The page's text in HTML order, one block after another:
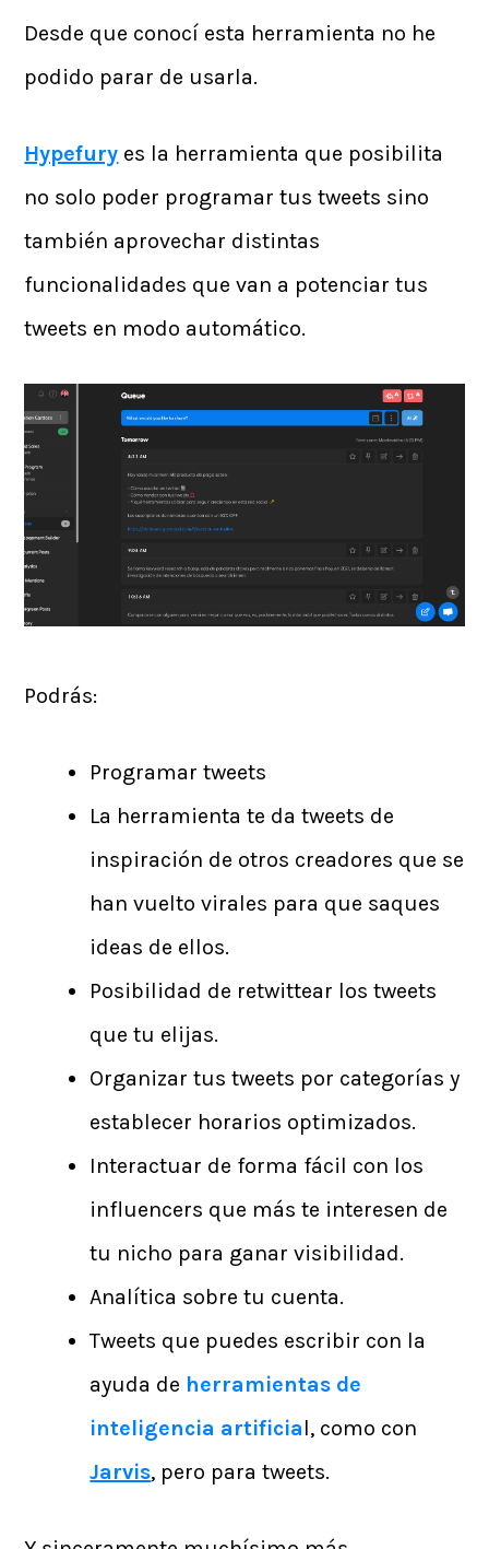
Desde que conocí esta herramienta no he
podido parar de usarla.
Hypefury es la herramienta que posibilita
no solo poder programar tus tweets sino
también aprovechar distintas
funcionalidades que van a potenciar tus
tweets en modo automático.
Podrás:
Programar tweets
La herramienta te da tweets de
inspiración de otros creadores que se
han vuelto virales para que saques
ideas de ellos.
Posibilidad de retwittear los tweets
que tu elijas.
Organizar tus tweets por categorías y
establecer horarios optimizados.
Interactuar de forma fácil con los
influencers que más te interesen de
tu nicho para ganar visibilidad.
Analítica sobre tu cuenta.
Tweets que puedes escribir con la
ayuda de herramientas de
inteligencia artificial, como con
Jarvis, pero para tweets.